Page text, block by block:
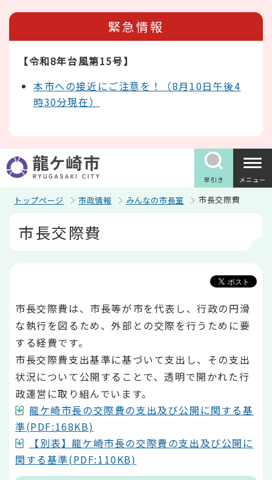
緊急情報
【令和8年台風第15号】
本市への接近にご注意を！（8月10日午後4
時30分現在）
早引き メニュー
トップページ 市政情報 みんなの市長室 市長交際費
市長交際費
市長交際費は、市長等が市を代表し、行政の円滑
な執行を図るため、外部との交際を行うために要
する経費です。
市長交際費支出基準に基づいて支出し、その支出
状況について公開することで、透明で開かれた行
政運営に取り組んでいます。
龍ケ崎市長の交際費の支出及び公開に関する基
準(PDF:168KB)
【別表】龍ケ崎市長の交際費の支出及び公開に
関する基準(PDF:110KB)